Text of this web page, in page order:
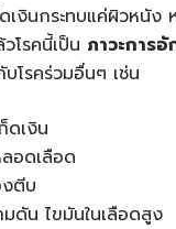
เงินกระทบแค่ผิวหนัง
โรคนี้เป็น ภาวะการ
โรคร่วมอื่นๆ เช่น
ดเงิน
ลอดเลือด
ตีบ
มดัน ไขมันในเลือดสูง